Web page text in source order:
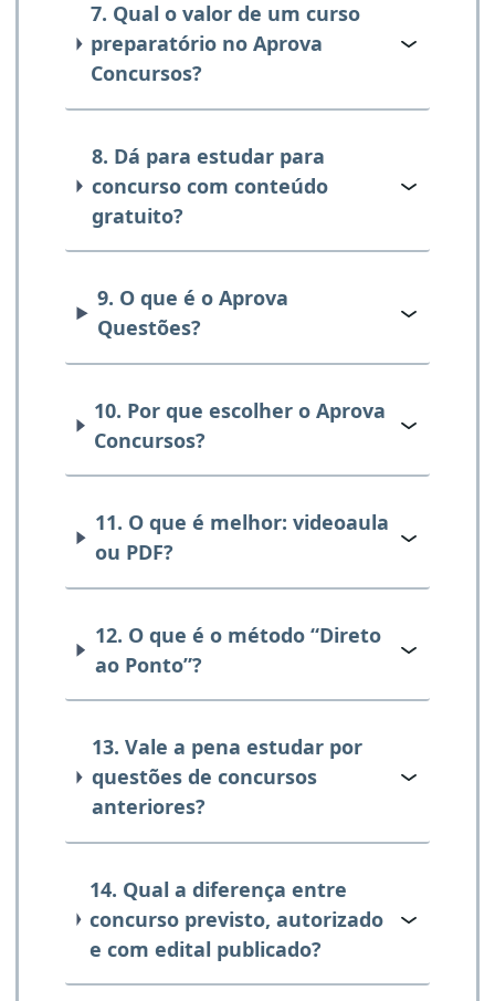
7. Qual o valor de um curso
preparatório no Aprova
Concursos?
8. Dá para estudar para
concurso com conteúdo
gratuito?
9. O que é o Aprova
Questões?
10. Por que escolher o Aprova
Concursos?
11. O que é melhor: videoaula
ou PDF?
12. O que é o método “Direto
ao Ponto”?
13. Vale a pena estudar por
questões de concursos
anteriores?
14. Qual a diferença entre
concurso previsto, autorizado
e com edital publicado?